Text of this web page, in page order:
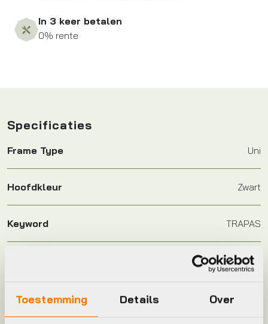
Toestemming Details Over
In 3 keer betalen
0% rente
Specificaties
Frame Type Uni
Hoofdkleur Zwart
Keyword TRAPAS
Op voorraad bij leverancier
Model trapasset bsa 122